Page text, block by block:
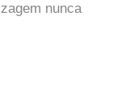
nunca